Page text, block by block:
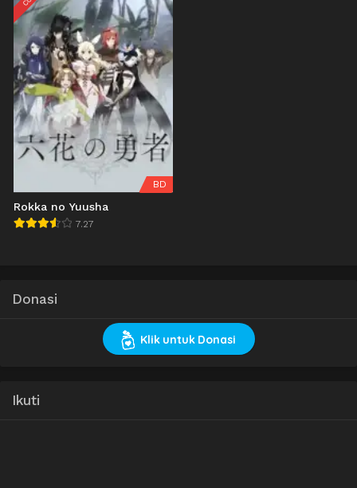
BD
Rokka no Yuusha
7.27
Donasi
Klik untuk Donasi
Ikuti